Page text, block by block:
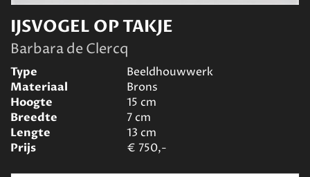
IJSVOGEL OP TAKJE
Barbara de Clercq
Type
Beeldhouwwerk
Materiaal
Brons
Hoogte
15 cm
Breedte
7cm
Lengte
13 cm
Prijs
€ 750,-